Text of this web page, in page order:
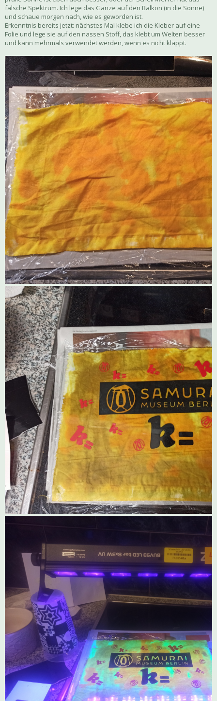
falsche Spektrum. Ich lege das Ganze auf den Balkon (in die Sonne)
und schaue morgen nach, wie es geworden ist.
Erkenntnis bereits jetzt: nächstes Mal klebe ich die Kleber auf eine
Folie und lege sie auf den nassen Stoff, das klebt um Welten besser
und kann mehrmals verwendet werden, wenn es nicht klappt.